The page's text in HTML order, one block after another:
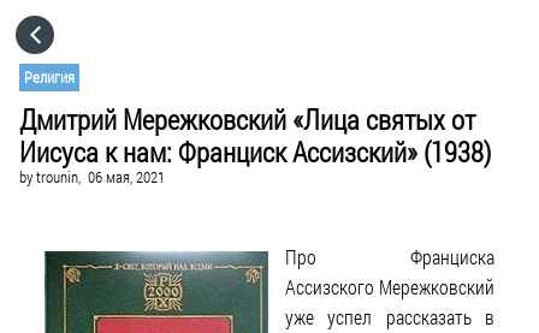
Религия
Дмитрий Мережковский «Лица святых от
Иисуса к нам: Франциск Ассизский» (1938)
bytrounin, 06 мая, 2021
Про Франциска
Ассизского Мережковский
уже успел рассказать в
CATEGORIES
VISIT WEBSITE